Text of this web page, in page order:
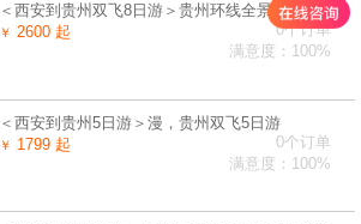
＜西安到贵州双飞8日游＞贵州环线全景8日游
￥ 2600 起
0个订单
满意度：100%
＜西安到贵州5日游＞漫，贵州双飞5日游
￥ 1799 起
0个订单
满意度：100%